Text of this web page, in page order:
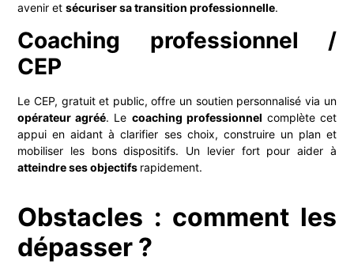
avenir etsécuriser sa transition professionnelle.
Coaching professionnel /
CEP
Le CEP, gratuit et public, offre un soutien personnalisé via un
opérateur agréé. Le coaching professionnel complète cet
appui en aidant à clarifier ses choix, construire un plan et
mobiliser les bons dispositifs. Un levier fort pour aider à
atteindre ses objectifs rapidement.
Obstacles : comment les
dépasser ?